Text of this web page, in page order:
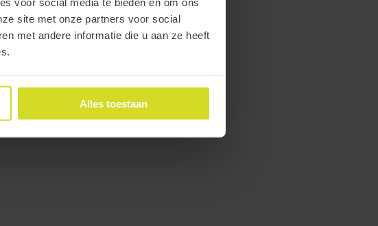
site met onze partners voor social
met andere informatie die u aan ze heeft
Alles toestaan
AA-